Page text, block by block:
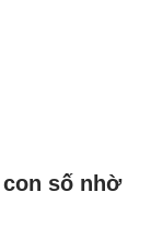
số nhờ